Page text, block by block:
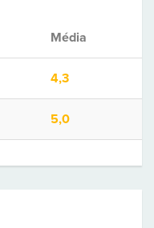
Média
4,3
5,0